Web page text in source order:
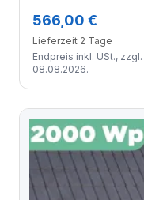
Module
566,00 €
Lieferzeit 2 Tage
Endpreis inkl. USt., zzgl.
08.08.2026.